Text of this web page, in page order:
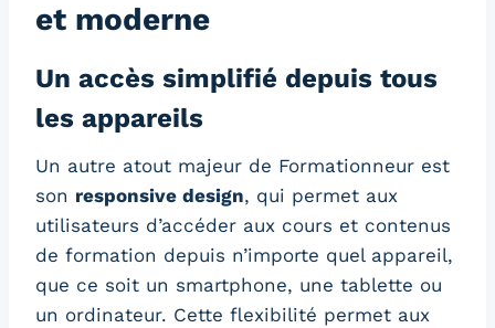
et moderne
Un accès simplifié depuis tous
les appareils
Un autre atout majeur de Formationneur est
son responsive design, qui permet aux
utilisateurs d’accéder aux cours et contenus
de formation depuis n’importe quel appareil,
que ce soit un smartphone, une tablette ou
un ordinateur. Cette flexibilité permet aux